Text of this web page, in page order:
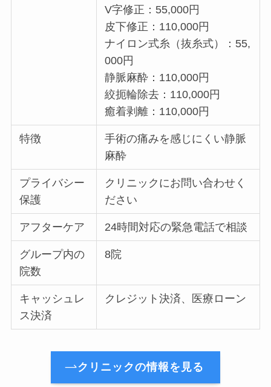
V字修正：55,000円
皮下修正：110,000円
ナイロン式糸（抜糸式）：55,
000円
静脈麻酔：110,000円
絞扼輪除去：110,000円
癒着剥離：110,000円
特徴
手術の痛みを感じにくい静脈
麻酔
プライバシー
保護
クリニックにお問い合わせく
ださい
アフターケア 24時間対応の緊急電話で相談
グループ内の
院数
8院
キャッシュレ
ス決済
クレジット決済、医療ローン
クリニックの情報を見る